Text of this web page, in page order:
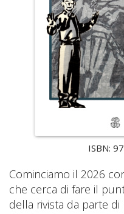
ISBN:
Cominciamo il 2026
che cerca di fare il
della rivista da parte di